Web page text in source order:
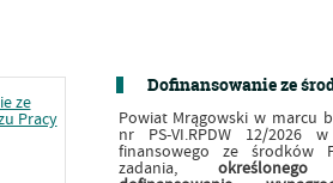
Dofinansowanie ze
Powiat Mrągowski w marcu
nr PS-VI.RPDW 12/2026
finansowego ze środków
zadania,